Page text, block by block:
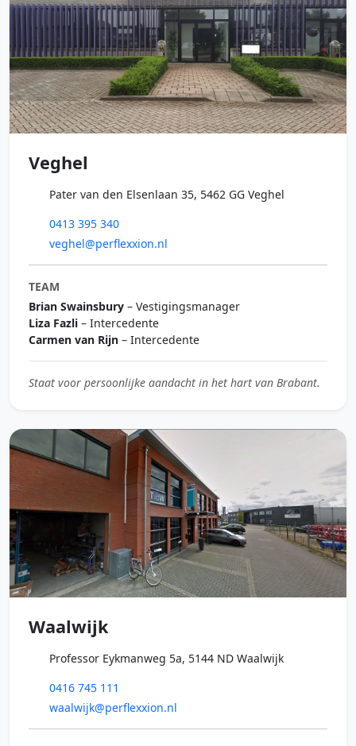
Veghel
Pater van den Elsenlaan 35, 5462 GG Veghel
0413 395 340
veghel@perflexxion.nl
TEAM
Brian Swainsbury – Vestigingsmanager
Liza Fazli – Intercedente
Carmen van Rijn – Intercedente
Staat voor persoonlijke aandacht in het hart van Brabant.
Waalwijk
Professor Eykmanweg 5a, 5144 ND Waalwijk
0416 745 111
waalwijk@perflexxion.nl